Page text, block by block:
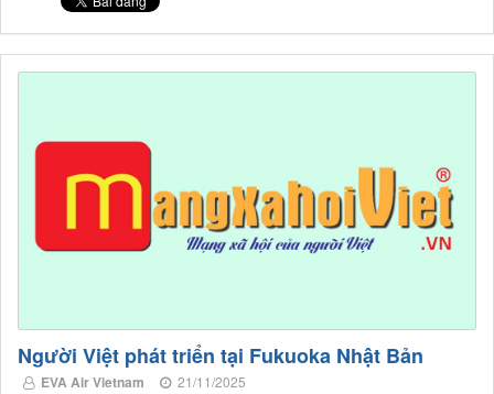
Người Việt phát triển tại Fukuoka Nhật Bản
EVA Air Vietnam 21/11/2025